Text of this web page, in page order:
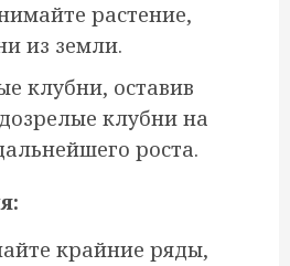
растение,
из земли.
клубни, оставив
клубни на
роста.
крайние ряды,